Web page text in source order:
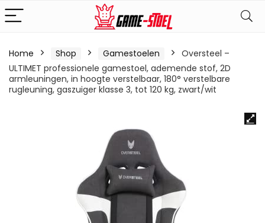
Home Shop Gamestoelen
Oversteel –
ULTIMET professionele gamestoel, ademende stof, 2D
armleuningen, in hoogte verstelbaar, 180° verstelbare
rugleuning, gaszuiger klasse 3, tot 120 kg, zwart/wit